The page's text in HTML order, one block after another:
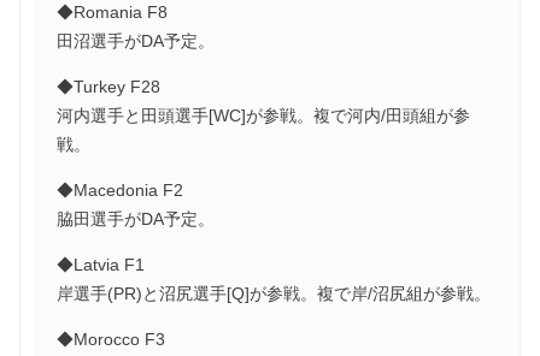
◆Romania F8
田沼選手がDA予定。
◆Turkey F28
河内選手と田頭選手[WC]が参戦。複で河内/田頭組が参
戦。
◆Macedonia F2
脇田選手がDA予定。
◆Latvia F1
岸選手(PR)と沼尻選手[Q]が参戦。複で岸/沼尻組が参戦。
◆Morocco F3